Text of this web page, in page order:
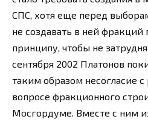
СПС, хотя еще перед
не создавать в ней фракций
принципу, чтобы не
сентября 2002 Платонов
таким образом несогласие
вопросе фракционного
Мосгордуме. Вместе с ним